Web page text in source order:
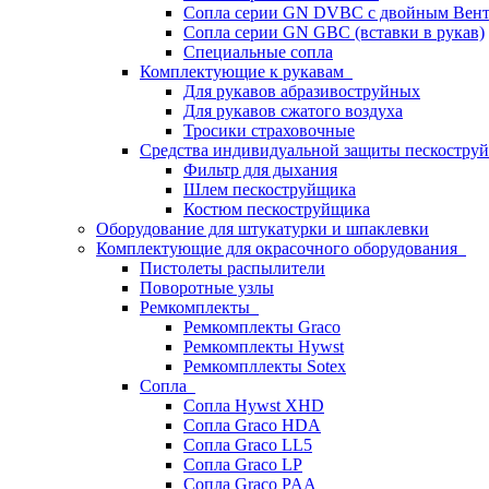
Сопла серии GN DVBC с двойным
Сопла серии GN GBC (вставки в рукав)
Специальные сопла
Комплектующие к рукавам
Для рукавов абразивоструйных
Для рукавов сжатого воздуха
Тросики страховочные
Средства индивидуальной защиты
Фильтр для дыхания
Шлем пескоструйщика
Костюм пескоструйщика
Оборудование для штукатурки и шпаклевки
Комплектующие для окрасочного оборудования
Пистолеты распылители
Поворотные узлы
Ремкомплекты
Ремкомплекты Graco
Ремкомплекты Hywst
Ремкомпллекты Sotex
Сопла
Сопла Hywst XHD
Сопла Graco HDA
Сопла Graco LL5
Сопла Graco LP
Сопла Graco PAA